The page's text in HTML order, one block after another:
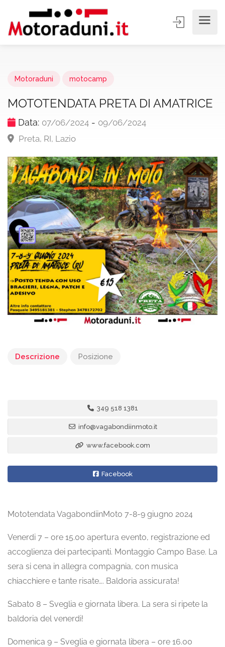
Motoraduni motocamp
MOTOTENDATA PRETA DI AMATRICE
Data: 07/06/2024 - 09/06/2024
Preta, RI, Lazio
Descrizione Posizione
349 518 1381
info@vagabondiinmoto.it
www.facebook.com
Facebook
Mototendata VagabondiinMoto 7-8-9 giugno 2024
Venerdi 7 – ore 15.00 apertura evento, registrazione ed
accoglienza dei partecipanti. Montaggio Campo Base. La
sera si cena in allegra compagnia, con musica
chiacchiere e tante risate…. Baldoria assicurata!
Sabato 8 – Sveglia e giornata libera. La sera si ripete la
baldoria del venerdi!
Domenica 9 – Sveglia e giornata libera – ore 16.00